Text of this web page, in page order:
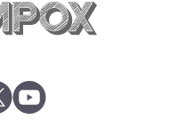
pestaña
en nueva pestaña
abre en nueva pestaña